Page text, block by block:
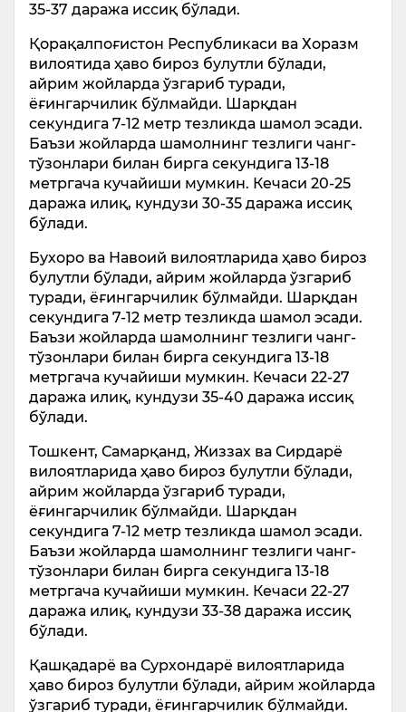
35-37 даража иссиқ бўлади.
Қорақалпоғистон Республикаси ва Хоразм
вилоятида ҳаво бироз булутли бўлади,
айрим жойларда ўзгариб туради,
ёғингарчилик бўлмайди. Шарқдан
секундига 7-12 метр тезликда шамол эсади.
Баъзи жойларда шамолнинг тезлиги чанг-
тўзонлари билан бирга секундига 13-18
метргача кучайиши мумкин. Кечаси 20-25
даража илиқ, кундузи 30-35 даража иссиқ
бўлади.
Бухоро ва Навоий вилоятларида ҳаво бироз
булутли бўлади, айрим жойларда ўзгариб
туради, ёғингарчилик бўлмайди. Шарқдан
секундига 7-12 метр тезликда шамол эсади.
Баъзи жойларда шамолнинг тезлиги чанг-
тўзонлари билан бирга секундига 13-18
метргача кучайиши мумкин. Кечаси 22-27
даража илиқ, кундузи 35-40 даража иссиқ
бўлади.
Тошкент, Самарқанд, Жиззах ва Сирдарё
вилоятларида ҳаво бироз булутли бўлади,
айрим жойларда ўзгариб туради,
ёғингарчилик бўлмайди. Шарқдан
секундига 7-12 метр тезликда шамол эсади.
Баъзи жойларда шамолнинг тезлиги чанг-
тўзонлари билан бирга секундига 13-18
метргача кучайиши мумкин. Кечаси 22-27
даража илиқ, кундузи 33-38 даража иссиқ
бўлади.
Қашқадарё ва Сурхондарё вилоятларида
ҳаво бироз булутли бўлади, айрим жойларда
ўзгариб туради, ёғингарчилик бўлмайди.